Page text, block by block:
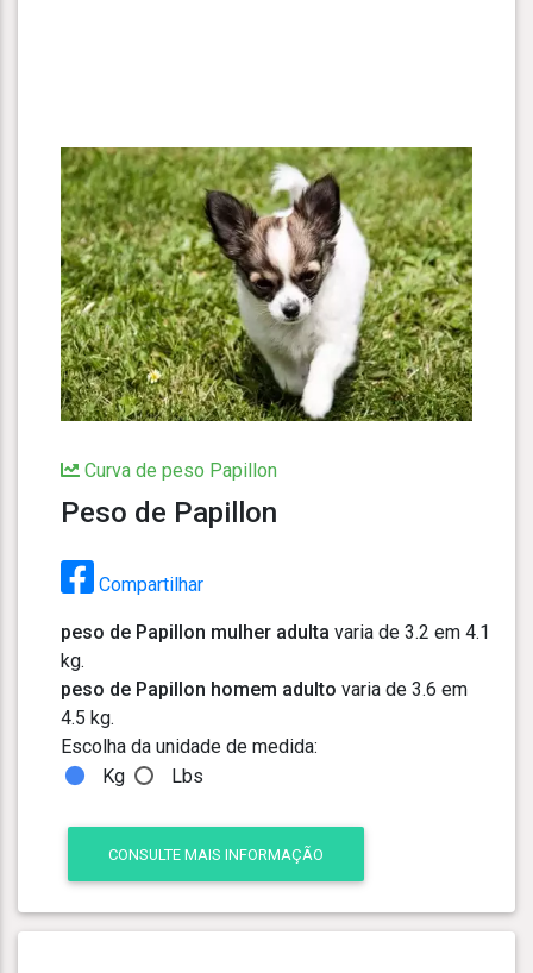
Curva de peso Papillon
Peso de Papillon
Compartilhar
peso de Papillon mulher adulta varia de 3.2 em 4.1
kg.
peso de Papillon homem adulto varia de 3.6 em
4.5 kg.
Escolha da unidade de medida:
Kg
Lbs
CONSULTE MAIS INFORMAÇÃO